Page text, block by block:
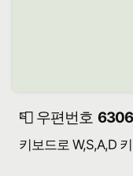
📮 우편번호 6306
키보드로 W,S,A,D